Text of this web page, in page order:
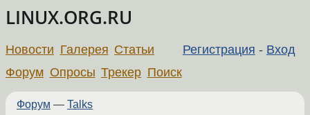
LINUX.ORG.RU
Регистрация - Вход
Новости Галерея Статьи
Форум Опросы Трекер Поиск
Форум — Talks